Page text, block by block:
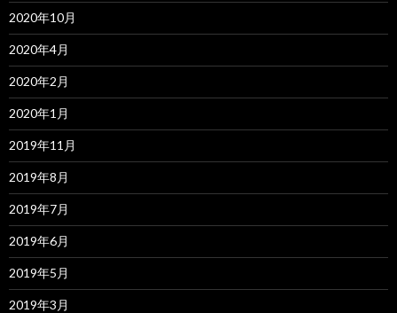
2020年10月
2020年4月
2020年2月
2020年1月
2019年11月
2019年8月
2019年7月
2019年6月
2019年5月
2019年3月